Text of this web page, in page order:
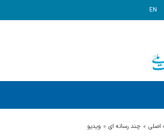
EN
چند رسانه ای ویدیو